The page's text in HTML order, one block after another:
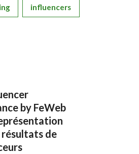
influencers
by FeWeb
de